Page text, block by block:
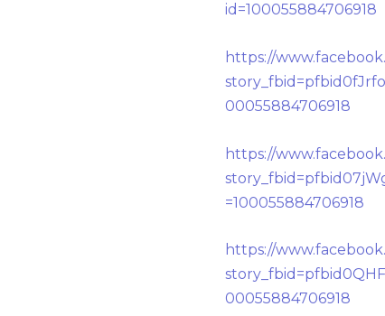
id=100055884706918
https://
00055884706918
https://
=100055884706918
https://
00055884706918